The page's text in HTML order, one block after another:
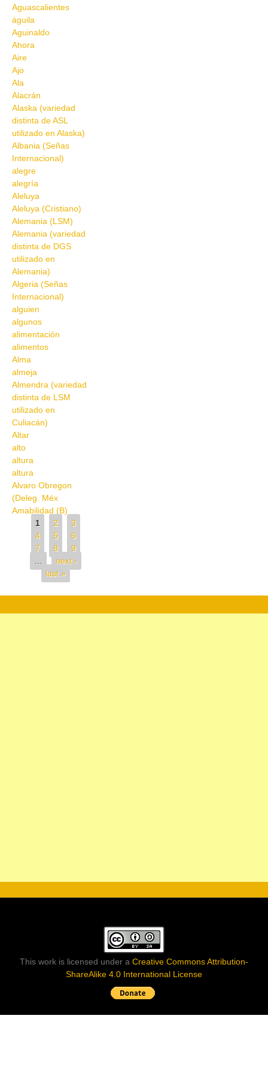
Aguascalientes
águila
Aguinaldo
Ahora
Aire
Ajo
Ala
Alacrán
Alaska (variedad
distinta de ASL
utilizado en Alaska)
Albania (Señas
Internacional)
alegre
alegría
Aleluya
Aleluya (Cristiano)
Alemania (LSM)
Alemania (variedad
distinta de DGS
utilizado en
Alemania)
Algeria (Señas
Internacional)
alguien
algunos
alimentación
alimentos
Alma
almeja
Almendra (variedad
distinta de LSM
utilizado en
Culiacán)
Altar
alto
altura
altura
Alvaro Obregon
(Deleg. Méx
Amabilidad (B)
Pages
1 2
3
4
5
6
7
8
9
next ›
last »
This work is licensed under a Creative Commons Attribution-
ShareAlike 4.0 International License